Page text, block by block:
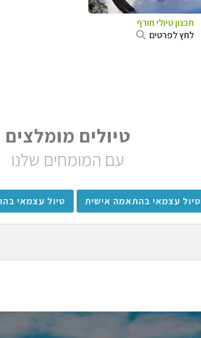
תכנון טיולי חורף
לחץ לפרטים
טיולים מומלצים
עם המומחים שלנו
טיול עצמאי בהתאמה אישית טיול עצמאי